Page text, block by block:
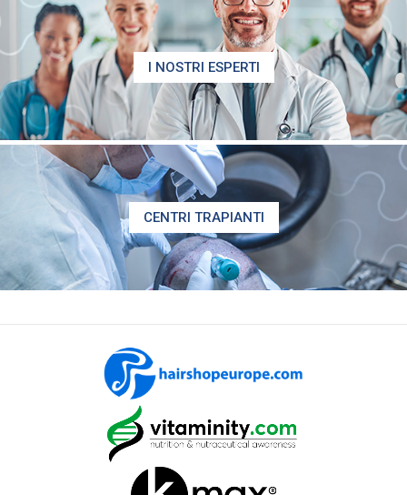
I NOSTRI ESPERTI
CENTRI TRAPIANTI